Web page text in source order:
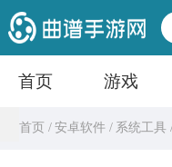
首页 游戏
首页 /安卓软件 / 系统工具